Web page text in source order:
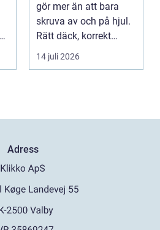
gör mer än att bara
skruva av och på hjul.
Rätt däck, korrekt
montering och rege...
14 juli 2026
Adress